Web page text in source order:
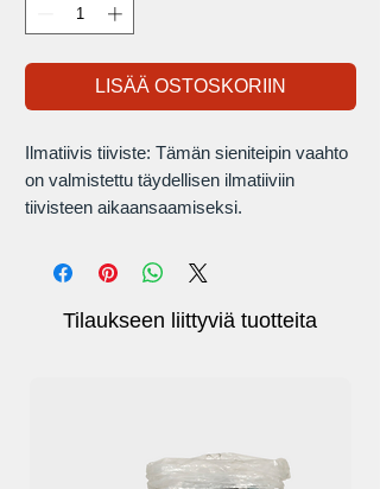
LISÄÄ OSTOSKORIIN
Ilmatiivis tiiviste: Tämän sieniteipin vaahto
on valmistettu täydellisen ilmatiiviin
tiivisteen aikaansaamiseksi.
optimaalinen kestävyys sekä erinomainen
lämmöneristys.
Tilaukseen liittyviä tuotteita